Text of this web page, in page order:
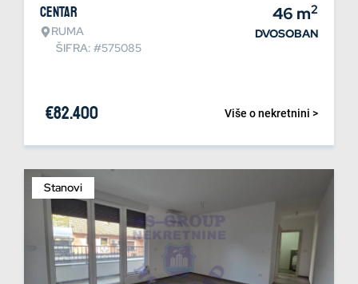
Centar
RUMA
ŠIFRA: #575085
46 m2
DVOSOBAN
Više o nekretnini >
€82.400
Stanovi